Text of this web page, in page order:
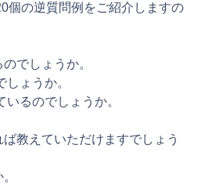
個の逆質問例をご紹介しますの
でしょうか。
ょうか。
るのでしょうか。
教えていただけますでしょう